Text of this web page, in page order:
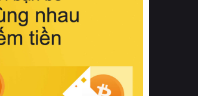
cột sống.
Bên cạnh đó, việc lựa chọn các dòng
sản phẩm đạt chuẩn chất lượng quốc
tế còn giúp ngăn ngừa tình trạng kích
khuẩn và nấm mốc trong điều kiện
thời tiết nóng ẩm. Bạn có thể tìm hiểu
thêm các nghiên cứu khoa học về tác